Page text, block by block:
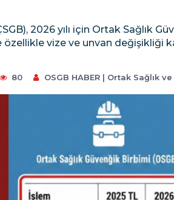
2026 yılı için Ortak Sağlık
özellikle vize ve unvan değişikliği
80 OSGB HABER | Ortak Sağlık